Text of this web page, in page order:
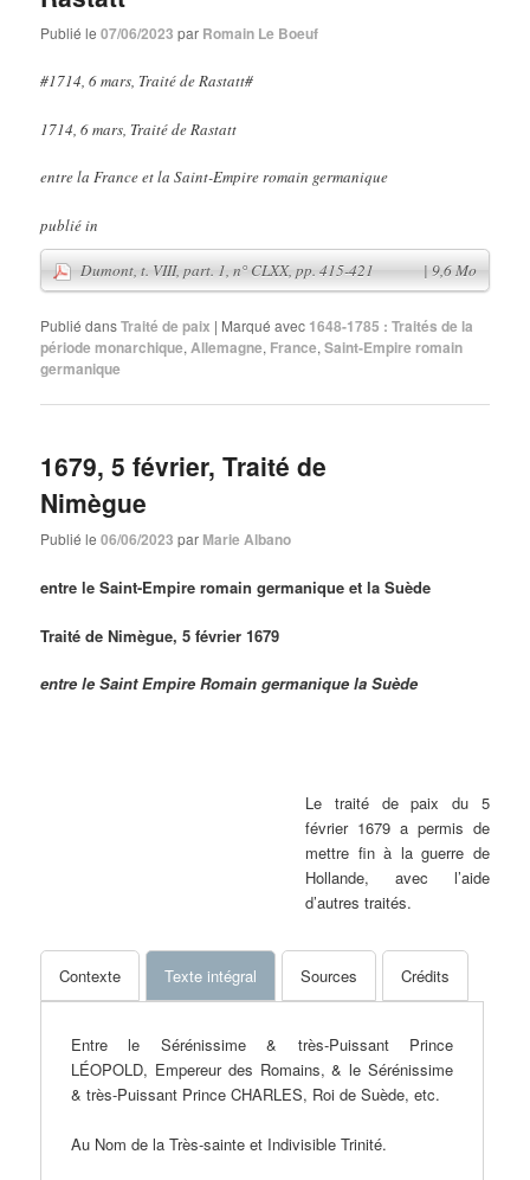
Publié le07/06/2023 par Romain Le Boeuf
#1714, 6 mars, Traité de Rastatt#
1714, 6 mars, Traité de Rastatt
entre la France et la Saint-Empire romain germanique
publié in
Publié dansTraité de paix | Marqué avec 1648-1785 : Traités de la
période monarchique, Allemagne, France,Saint-Empire romain
germanique
1679, 5 février, Traité de
Nimègue
Publié le06/06/2023 par Marie Albano
entre le Saint-Empire romain germanique et la Suède
Traité de Nimègue, 5 février 1679
entre le Saint Empire Romain germanique la Suède
Le traité de paix du 5
février 1679 a permis de
mettre fin à la guerre de
Hollande, avec l’aide
d’autres traités.
Contexte Texte intégral Sources Crédits
Entre le Sérénissime & très-Puissant Prince
LÉOPOLD, Empereur des Romains, & le Sérénissime
& très-Puissant Prince CHARLES, Roi de Suède, etc.
Au Nom de la Très-sainte et Indivisible Trinité.